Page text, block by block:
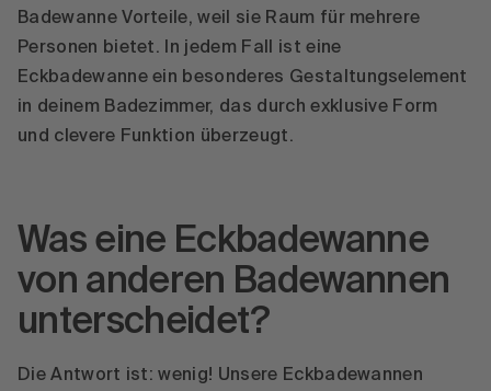
Badewanne Vorteile, weil sie Raum für mehrere
Personen bietet. In jedem Fall ist eine
Eckbadewanne ein besonderes Gestaltungselement
in deinem Badezimmer, das durch exklusive Form
und clevere Funktion überzeugt.
Was eine Eckbadewanne
von anderen Badewannen
unterscheidet?
Die Antwort ist: wenig! Unsere Eckbadewannen